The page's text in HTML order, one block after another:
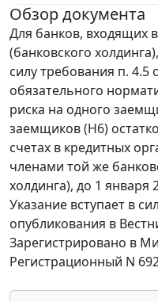
Обзор документа
Для банков, входящих
(банковского
силу требования п. 4.5
обязательного
риска на одного
заемщиков (Н6)
счетах в кредитных
членами той же
холдинга), до 1 января
Указание вступает в
опубликования в
Зарегистрировано в
Регистрационный N